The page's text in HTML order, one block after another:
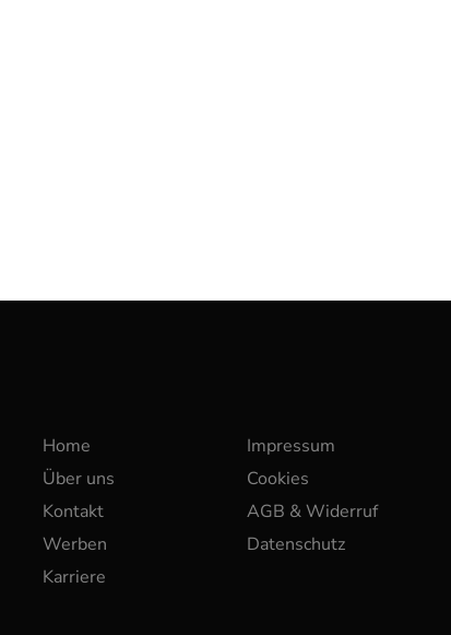
Home
Über uns
Kontakt
Werben
Karriere
Impressum
Cookies
AGB & Widerruf
Datenschutz